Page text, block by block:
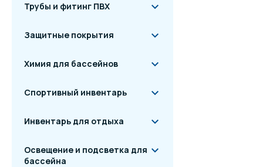
Трубы и фитинг ПВХ
Защитные покрытия
Химия для бассейнов
Спортивный инвентарь
Инвентарь для отдыха
Освещение и подсветка для
бассейна